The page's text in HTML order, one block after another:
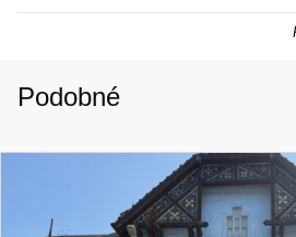
Podobné